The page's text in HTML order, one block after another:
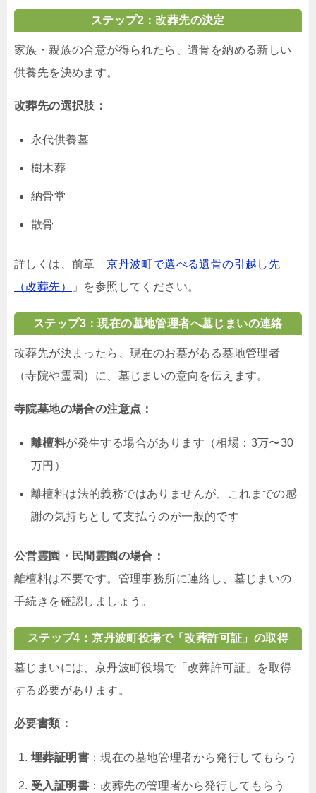
ステップ2：改葬先の決定
家族・親族の合意が得られたら、遺骨を納める新しい
供養先を決めます。
改葬先の選択肢：
永代供養墓
樹木葬
納骨堂
散骨
詳しくは、前章「京丹波町で選べる遺骨の引越し先
（改葬先）
」を参照してください。
ステップ3：現在の墓地管理者へ墓じまいの連絡
改葬先が決まったら、現在のお墓がある墓地管理者
（寺院や霊園）に、墓じまいの意向を伝えます。
寺院墓地の場合の注意点：
離檀料が発生する場合があります（相場：3万〜30
万円）
離檀料は法的義務ではありませんが、これまでの感
謝の気持ちとして支払うのが一般的です
公営霊園・民間霊園の場合：
離檀料は不要です。管理事務所に連絡し、墓じまいの
手続きを確認しましょう。
ステップ4：京丹波町役場で「改葬許可証」の取得
墓じまいには、京丹波町役場で「改葬許可証」を取得
する必要があります。
必要書類：
埋葬証明書 ：現在の墓地管理者から発行してもらう
受入証明書 ：改葬先の管理者から発行してもらう